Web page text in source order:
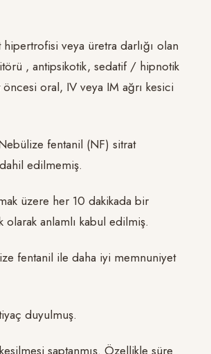
veya üretra darlığı olan
, antipsikotik, sedatif / hipnotik
öncesi oral, IV veya IM ağrı kesici
fentanil (NF) sitrat
edilmemiş.
üzere her 10 dakikada bir
anlamlı kabul edilmiş.
fentanil ile daha iyi memnuniyet
duyulmuş.
saptanmış. Özellikle süre